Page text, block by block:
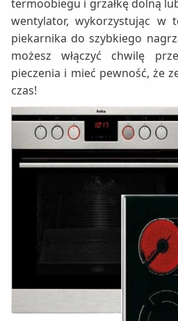
termoobiegu i grzałkę dolną
wentylator, wykorzystując w
piekarnika do szybkiego
możesz włączyć chwilę
pieczenia i mieć pewność, że
czas!